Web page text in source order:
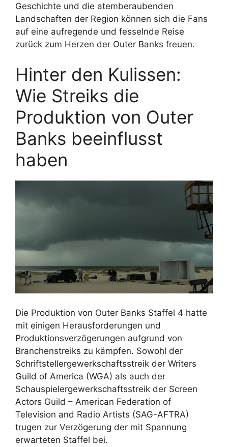
Geschichte und die atemberaubenden
Landschaften der Region können sich die Fans
auf eine aufregende und fesselnde Reise
zurück zum Herzen der Outer Banks freuen.
Hinter den Kulissen:
Wie Streiks die
Produktion von Outer
Banks beeinflusst
haben
Die Produktion von Outer Banks Staffel 4 hatte
mit einigen Herausforderungen und
Produktionsverzögerungen aufgrund von
Branchenstreiks zu kämpfen. Sowohl der
Schriftstellergewerkschaftsstreik der Writers
Guild of America (WGA) als auch der
Schauspielergewerkschaftsstreik der Screen
Actors Guild – American Federation of
Television and Radio Artists (SAG-AFTRA)
trugen zur Verzögerung der mit Spannung
erwarteten Staffel bei.